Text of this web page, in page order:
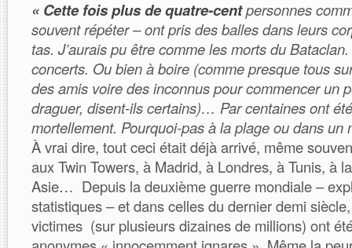
« Cette fois plus de quatre-centpersonnes
souvent répéter – ont pris des balles dans leurs
tas. J’aurais pu être comme les morts du
concerts. Ou bien à boire (comme presque tous
des amis voire des inconnus pour commencer un
draguer, disent-ils certains)… Par centaines ont
mortellement. Pourquoi-pas à la plage ou dans un
À vrai dire, tout ceci était déjà arrivé, même
aux Twin Towers, à Madrid, à Londres, à Tunis, à
Asie… Depuis la deuxième guerre mondiale –
statistiques – et dans celles du dernier demi
victimes (sur plusieurs dizaines de millions) ont